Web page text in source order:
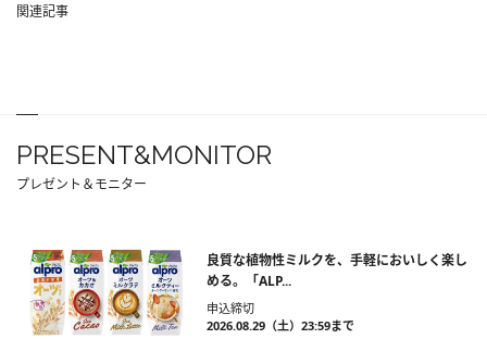
関連記事
PRESENT&MONITOR
プレゼント＆モニター
良質な植物性ミルクを、手軽においしく楽し
める。「ALP...
申込締切
2026.08.29（土）23:59まで